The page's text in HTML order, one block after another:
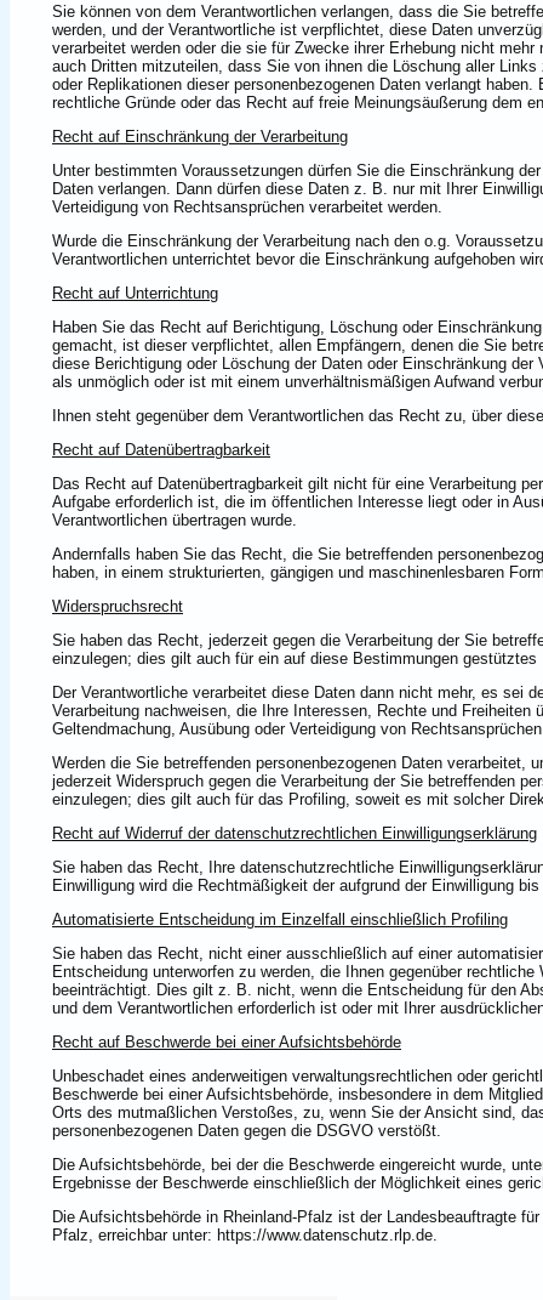
Sie können von dem Verantwortlichen verlangen, dass die Sie
werden, und der Verantwortliche ist verpflichtet, diese Daten
verarbeitet werden oder die sie für Zwecke ihrer Erhebung nicht
auch Dritten mitzuteilen, dass Sie von ihnen die Löschung aller
oder Replikationen dieser personenbezogenen Daten verlangt
rechtliche Gründe oder das Recht auf freie Meinungsäußerung dem
Recht auf Einschränkung der Verarbeitung
Unter bestimmten Voraussetzungen dürfen Sie die Einschränkung
Daten verlangen. Dann dürfen diese Daten z. B. nur mit Ihrer
Verteidigung von Rechtsansprüchen verarbeitet werden.
Wurde die Einschränkung der Verarbeitung nach den o.g.
Verantwortlichen unterrichtet bevor die Einschränkung aufgehoben
Recht auf Unterrichtung
Haben Sie das Recht auf Berichtigung, Löschung oder
gemacht, ist dieser verpflichtet, allen Empfängern, denen die Sie
diese Berichtigung oder Löschung der Daten oder Einschränkung
als unmöglich oder ist mit einem unverhältnismäßigen Aufwand
Ihnen steht gegenüber dem Verantwortlichen das Recht zu, über
Recht auf Datenübertragbarkeit
Das Recht auf Datenübertragbarkeit gilt nicht für eine Verarbeitung
Aufgabe erforderlich ist, die im öffentlichen Interesse liegt oder in
Verantwortlichen übertragen wurde.
Andernfalls haben Sie das Recht, die Sie betreffenden
haben, in einem strukturierten, gängigen und maschinenlesbaren
Widerspruchsrecht
Sie haben das Recht, jederzeit gegen die Verarbeitung der Sie
einzulegen; dies gilt auch für ein auf diese Bestimmungen gestütztes
Der Verantwortliche verarbeitet diese Daten dann nicht mehr, es sei
Verarbeitung nachweisen, die Ihre Interessen, Rechte und Freiheiten
Geltendmachung, Ausübung oder Verteidigung von
Werden die Sie betreffenden personenbezogenen Daten verarbeitet,
jederzeit Widerspruch gegen die Verarbeitung der Sie betreffenden
einzulegen; dies gilt auch für das Profiling, soweit es mit solcher
Recht auf Widerruf der datenschutzrechtlichen Einwilligungserklärung
Sie haben das Recht, Ihre datenschutzrechtliche
Einwilligung wird die Rechtmäßigkeit der aufgrund der Einwilligung
Automatisierte Entscheidung im Einzelfall einschließlich Profiling
Sie haben das Recht, nicht einer ausschließlich auf einer
Entscheidung unterworfen zu werden, die Ihnen gegenüber
beeinträchtigt. Dies gilt z. B. nicht, wenn die Entscheidung für den
und dem Verantwortlichen erforderlich ist oder mit Ihrer
Recht auf Beschwerde bei einer Aufsichtsbehörde
Unbeschadet eines anderweitigen verwaltungsrechtlichen oder
Beschwerde bei einer Aufsichtsbehörde, insbesondere in dem
Orts des mutmaßlichen Verstoßes, zu, wenn Sie der Ansicht sind,
personenbezogenen Daten gegen die DSGVO verstößt.
Die Aufsichtsbehörde, bei der die Beschwerde eingereicht wurde,
Ergebnisse der Beschwerde einschließlich der Möglichkeit eines
Die Aufsichtsbehörde in Rheinland-Pfalz ist der Landesbeauftragte
Pfalz, erreichbar unter: https://www.datenschutz.rlp.de.